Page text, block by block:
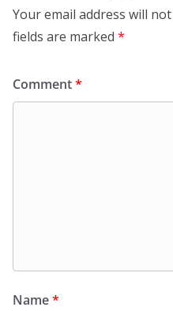
Your email address will
fields are marked *
Comment*
Name*